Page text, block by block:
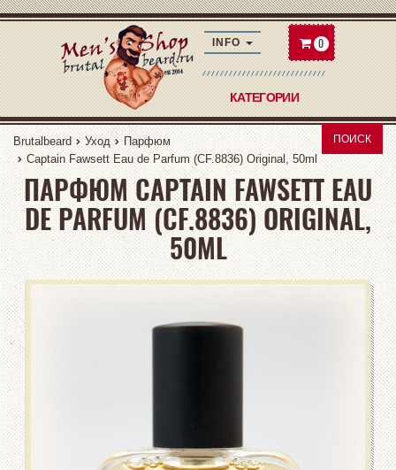
INFO
КАТЕГОРИИ
0
ПОИСК
Brutalbeard Уход
Парфюм
Captain Fawsett Eau de Parfum (CF.8836) Original, 50ml
ПАРФЮМ CAPTAIN FAWSETT EAU
DE PARFUM (CF.8836) ORIGINAL,
50ML